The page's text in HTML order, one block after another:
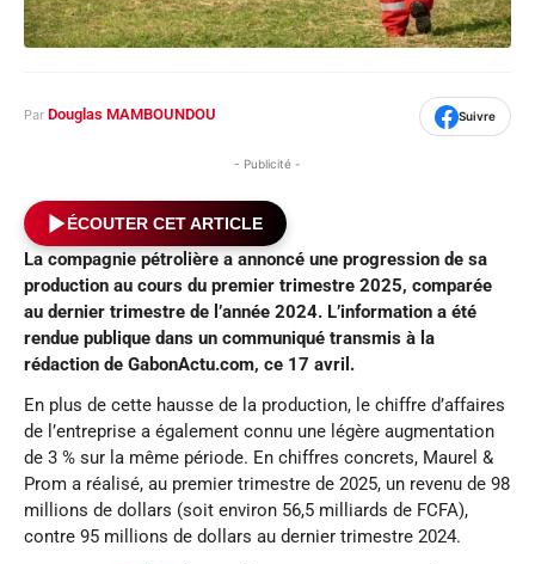
Par Douglas MAMBOUNDOU Suivre
- Publicité -
ÉCOUTER CET ARTICLE
La compagnie pétrolière a annoncé une progression de sa
production au cours du premier trimestre 2025, comparée
au dernier trimestre de l’année 2024. L’information a été
rendue publique dans un communiqué transmis à la
rédaction de GabonActu.com, ce 17 avril.
En plus de cette hausse de la production, le chiffre d’affaires
de l’entreprise a également connu une légère augmentation
de 3 % sur la même période. En chiffres concrets, Maurel &
Prom a réalisé, au premier trimestre de 2025, un revenu de 98
millions de dollars (soit environ 56,5 milliards de FCFA),
contre 95 millions de dollars au dernier trimestre 2024.